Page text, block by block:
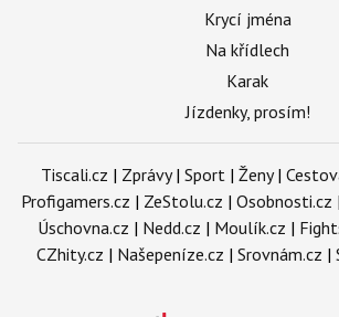
Krycí jména
Na křídlech
Karak
Jízdenky, prosím!
Tiscali.cz | Zprávy| Sport | Ženy|
Profigamers.cz | ZeStolu.cz | Osobnosti.cz |
Úschovna.cz | Nedd.cz | Moulík.cz |
CZhity.cz | Našepeníze.cz | Srovnám.cz |